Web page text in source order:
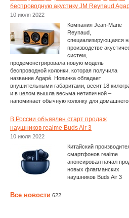
беспроводную акустику JM Reynaud
10 июля 2022
Компания Jean-Marie
Reynaud,
специализирующаяся
производстве
систем,
продемонстрировала новую модель
беспроводной колонки, которая получила
название Agapé. Новинка обладает
внушительными габаритами, весит 18
и в целом вышла весьма нетипичной –
напоминает обычную колонку для домашнего
В России объявлен старт продаж
наушников realme Buds Air 3
10 июля 2022
Китайский
смартфонов realme
анонсировал начал
новых флагманских
наушников Buds Air 3
Все новости 622